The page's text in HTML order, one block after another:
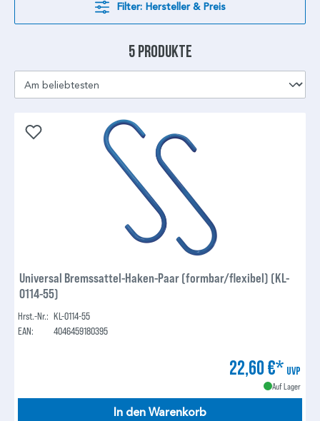
Filter: Hersteller & Preis
5 Produkte
Universal Bremssattel-Haken-Paar (formbar/flexibel) (KL-
0114-55)
Hrst.-Nr.: KL-0114-55
EAN:
4046459180395
22,60 €* UVP
Auf Lager
In den Warenkorb